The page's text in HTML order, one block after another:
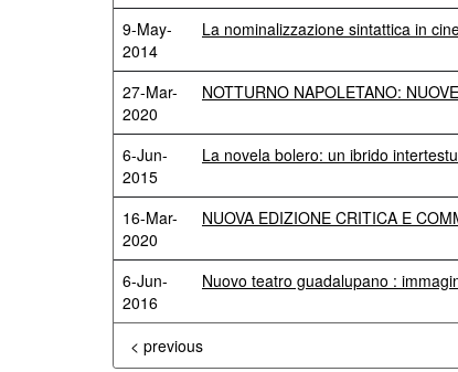
9-May-
2014
La nominalizzazione sintattica in
27-Mar-
2020
NOTTURNO NAPOLETANO:
6-Jun-
2015
La novela bolero: un ibrido
16-Mar-
2020
NUOVA EDIZIONE CRITICA E
6-Jun-
2016
Nuovo teatro guadalupano :
< previous